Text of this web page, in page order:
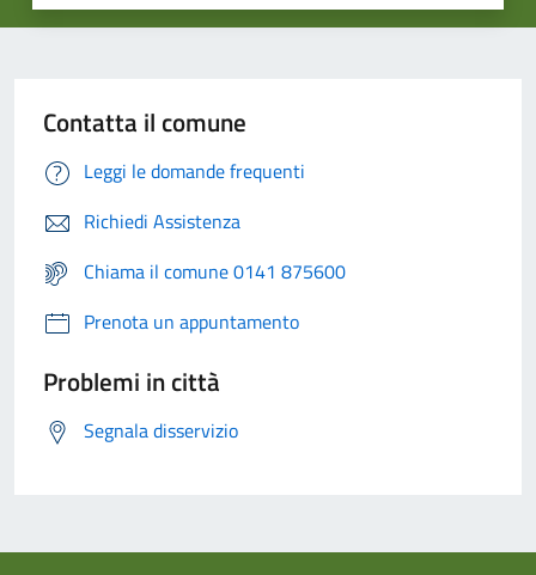
Contatta il comune
Leggi le domande frequenti
Richiedi Assistenza
Chiama il comune 0141 875600
Prenota un appuntamento
Problemi in città
Segnala disservizio